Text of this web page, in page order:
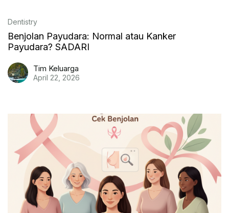
Dentistry
Benjolan Payudara: Normal atau Kanker
Payudara? SADARI
Tim Keluarga
April 22, 2026